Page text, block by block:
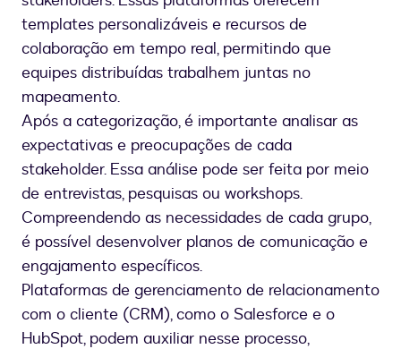
templates personalizáveis e recursos de
colaboração em tempo real, permitindo que
equipes distribuídas trabalhem juntas no
mapeamento.
Após a categorização, é importante analisar as
expectativas e preocupações de cada
stakeholder. Essa análise pode ser feita por meio
de entrevistas, pesquisas ou workshops.
Compreendendo as necessidades de cada grupo,
é possível desenvolver planos de comunicação e
engajamento específicos.
Plataformas de gerenciamento de relacionamento
com o cliente (CRM), como o Salesforce e o
HubSpot, podem auxiliar nesse processo,